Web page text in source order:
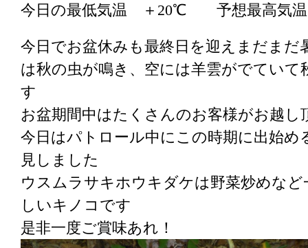
今日の最低気温 ＋20℃ 予想最高気
今日でお盆休みも最終日を迎えまだま
は秋の虫が鳴き、空には羊雲がでてい
す
お盆期間中はたくさんのお客様がお越
今日はパトロール中にこの時期に出始
見しました
ウスムラサキホウキダケは野菜炒めな
しいキノコです
是非一度ご賞味あれ！